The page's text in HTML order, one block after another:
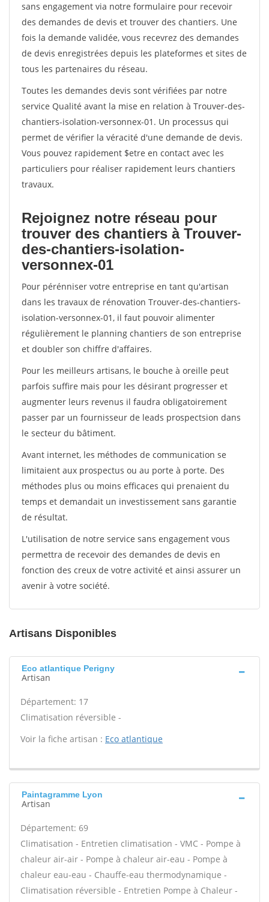
sans engagement via notre formulaire pour recevoir
des demandes de devis et trouver des chantiers. Une
fois la demande validée, vous recevrez des demandes
de devis enregistrées depuis les plateformes et sites de
tous les partenaires du réseau.
Toutes les demandes devis sont vérifiées par notre
service Qualité avant la mise en relation à Trouver-des-
chantiers-isolation-versonnex-01. Un processus qui
permet de vérifier la véracité d'une demande de devis.
Vous pouvez rapidement $etre en contact avec les
particuliers pour réaliser rapidement leurs chantiers
travaux.
Rejoignez notre réseau pour
trouver des chantiers à Trouver-
des-chantiers-isolation-
versonnex-01
Pour pérénniser votre entreprise en tant qu'artisan
dans les travaux de rénovation Trouver-des-chantiers-
isolation-versonnex-01, il faut pouvoir alimenter
régulièrement le planning chantiers de son entreprise
et doubler son chiffre d'affaires.
Pour les meilleurs artisans, le bouche à oreille peut
parfois suffire mais pour les désirant progresser et
augmenter leurs revenus il faudra obligatoirement
passer par un fournisseur de leads prospectsion dans
le secteur du bâtiment.
Avant internet, les méthodes de communication se
limitaient aux prospectus ou au porte à porte. Des
méthodes plus ou moins efficaces qui prenaient du
temps et demandait un investissement sans garantie
de résultat.
L'utilisation de notre service sans engagement vous
permettra de recevoir des demandes de devis en
fonction des creux de votre activité et ainsi assurer un
avenir à votre société.
Artisans Disponibles
Eco atlantique Perigny
Artisan
Département: 17
Climatisation réversible -
Voir la fiche artisan : Eco atlantique
Paintagramme Lyon
Artisan
Département: 69
Climatisation - Entretien climatisation - VMC - Pompe à
chaleur air-air - Pompe à chaleur air-eau - Pompe à
chaleur eau-eau - Chauffe-eau thermodynamique -
Climatisation réversible - Entretien Pompe à Chaleur -